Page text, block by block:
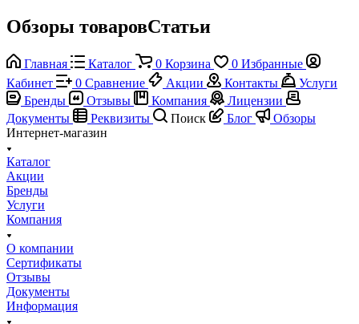
Обзоры товаровСтатьи
Главная Каталог 0 Корзина 0 Избранные
Кабинет
0 Сравнение Акции Контакты
Услуги
Бренды
Отзывы Компания
Лицензии
Документы
Реквизиты Поиск Блог
Обзоры
Интернет-магазин
Каталог
Акции
Бренды
Услуги
Компания
О компании
Сертификаты
Отзывы
Документы
Информация